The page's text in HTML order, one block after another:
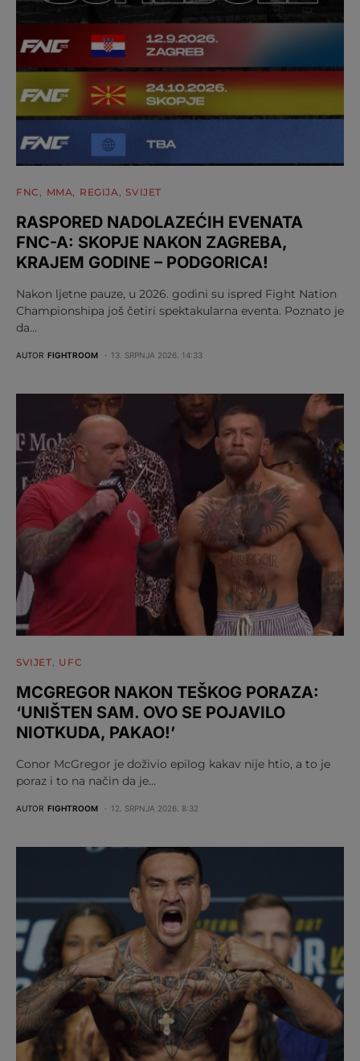
FNC MMA REGIJA SVIJET
RASPORED NADOLAZEĆIH EVENATA
FNC-A: SKOPJE NAKON ZAGREBA,
KRAJEM GODINE – PODGORICA!
Nakon ljetne pauze, u 2026. godini su ispred Fight Nation
Championshipa još četiri spektakularna eventa. Poznato je
da…
AUTOR FIGHTROOM 13. SRPNJA 2026. 14:33
SVIJET UFC
MCGREGOR NAKON TEŠKOG PORAZA:
‘UNIŠTEN SAM. OVO SE POJAVILO
NIOTKUDA, PAKAO!’
Conor McGregor je doživio epilog kakav nije htio, a to je
poraz i to na način da je…
AUTOR FIGHTROOM 12. SRPNJA 2026. 8:32